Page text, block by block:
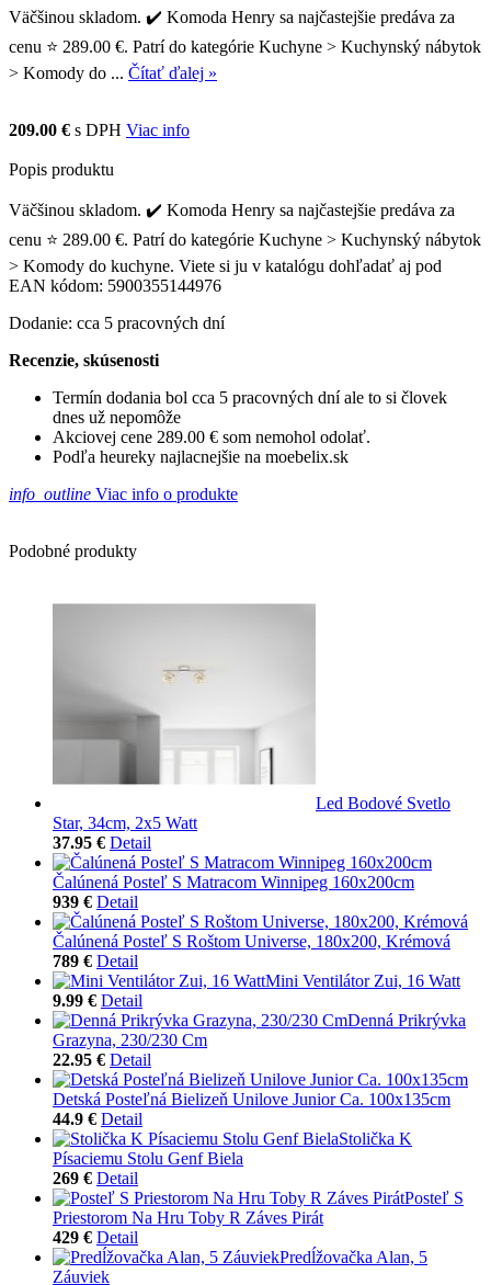
Väčšinou skladom. ✔️ Komoda Henry sa najčastejšie predáva za
cenu ⭐ 289.00 €. Patrí do kategórie Kuchyne > Kuchynský nábytok
> Komody do ... Čítať ďalej »
209.00 € s DPH Viac info
Popis produktu
Väčšinou skladom. ✔️ Komoda Henry sa najčastejšie predáva za
cenu ⭐ 289.00 €. Patrí do kategórie Kuchyne > Kuchynský nábytok
> Komody do kuchyne. Viete si ju v katalógu dohľadať aj pod
EAN kódom: 5900355144976
Dodanie: cca 5 pracovných dní
Recenzie, skúsenosti
Termín dodania bol cca 5 pracovných dní ale to si človek
dnes už nepomôže
Akciovej cene 289.00 € som nemohol odolať.
Podľa heureky najlacnejšie na moebelix.sk
info_outline Viac info o produkte
Podobné produkty
Led Bodové Svetlo
Star, 34cm, 2x5 Watt
37.95 € Detail
Čalúnená Posteľ S Matracom Winnipeg 160x200cm
939 € Detail
Čalúnená Posteľ S Roštom Universe, 180x200, Krémová
789 € Detail
Mini Ventilátor Zui, 16 Watt
9.99 € Detail
Denná Prikrývka
Grazyna, 230/230 Cm
22.95 € Detail
Detská Posteľná Bielizeň Unilove Junior Ca. 100x135cm
44.9 € Detail
Stolička K
Písaciemu Stolu Genf Biela
269 € Detail
Posteľ S
Priestorom Na Hru Toby R Záves Pirát
429 € Detail
Predĺžovačka Alan, 5
Záuviek